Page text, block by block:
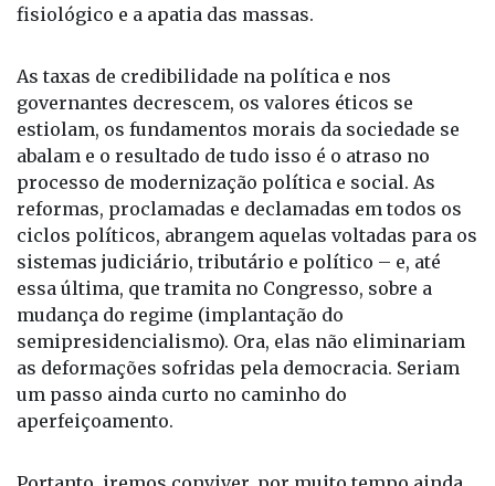
fisiológico e a apatia das massas.
As taxas de credibilidade na política e nos
governantes decrescem, os valores éticos se
estiolam, os fundamentos morais da sociedade se
abalam e o resultado de tudo isso é o atraso no
processo de modernização política e social. As
reformas, proclamadas e declamadas em todos os
ciclos políticos, abrangem aquelas voltadas para os
sistemas judiciário, tributário e político – e, até
essa última, que tramita no Congresso, sobre a
mudança do regime (implantação do
semipresidencialismo). Ora, elas não eliminariam
as deformações sofridas pela democracia. Seriam
um passo ainda curto no caminho do
aperfeiçoamento.